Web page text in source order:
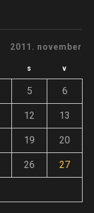
2011. november
s v
5 6
12 13
19 20
26 27